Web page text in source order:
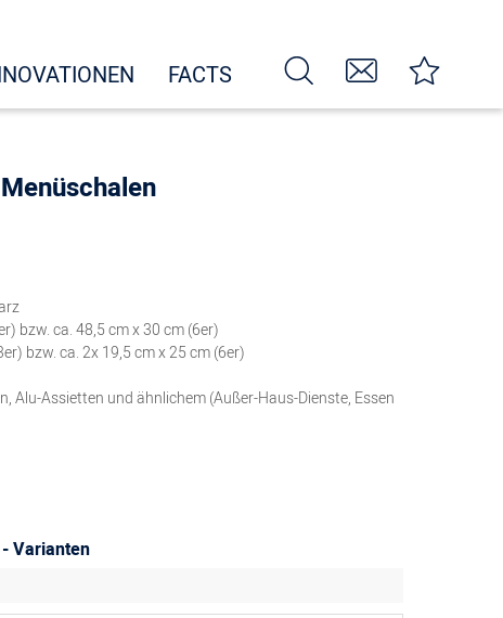
FACTS
bzw. ca. 48,5 cm x 30 cm (6er)
bzw. ca. 2x 19,5 cm x 25 cm (6er)
Alu-Assietten und ähnlichem (Außer-Haus-Dienste, Essen
Varianten